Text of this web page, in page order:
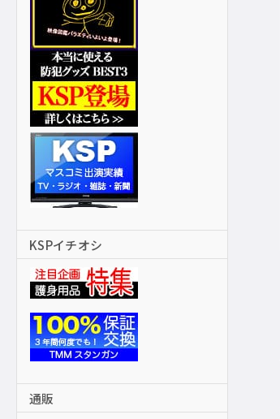
KSPイチオシ
通販